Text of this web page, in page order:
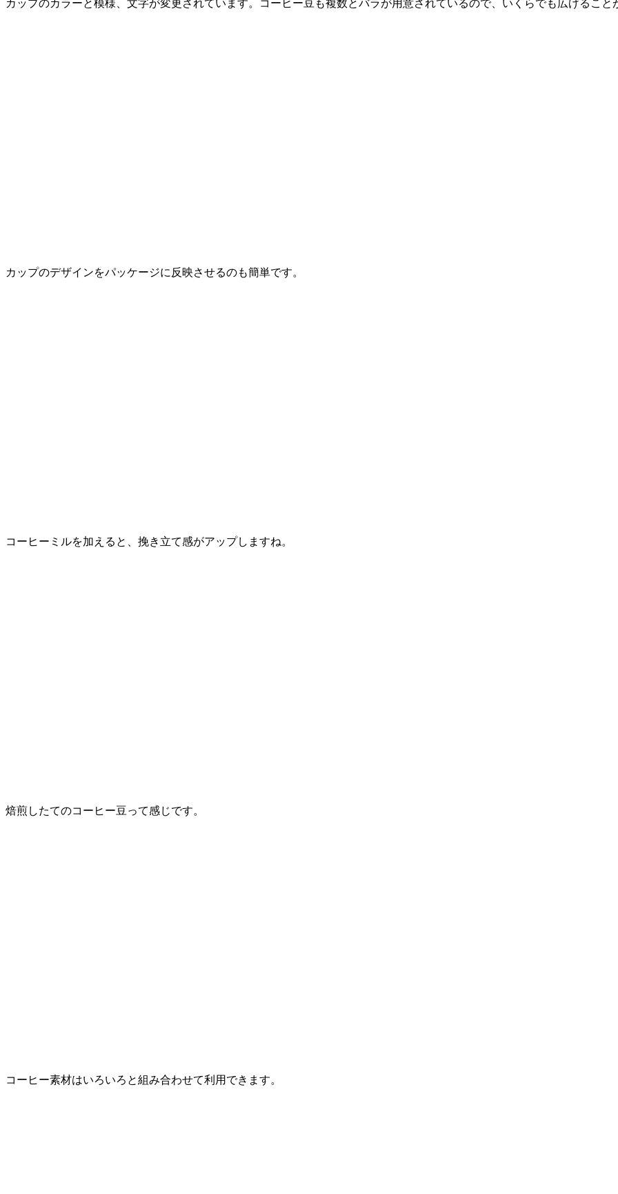
カップのカラーと模様、文字が変更されています。コーヒー豆も複数とバラが用意されているので、いくらでも広げること
カップのデザインをパッケージに反映させるのも簡単です。
コーヒーミルを加えると、挽き立て感がアップしますね。
焙煎したてのコーヒー豆って感じです。
コーヒー素材はいろいろと組み合わせて利用できます。